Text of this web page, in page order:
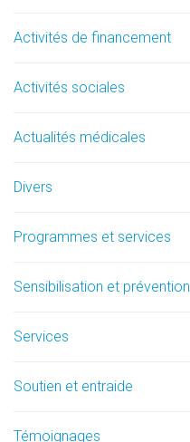
Activités de financement
Activités sociales
Actualités médicales
Divers
Programmes et services
Sensibilisation et prévention
Services
Soutien et entraide
Témoignages